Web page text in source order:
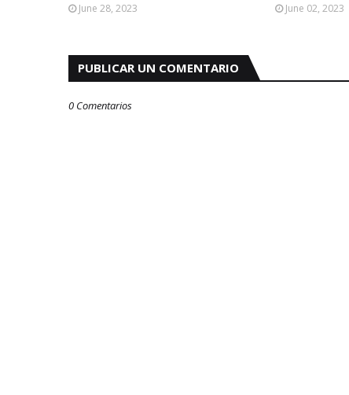
June 28, 2023 June 02, 2023
PUBLICAR UN COMENTARIO
0 Comentarios